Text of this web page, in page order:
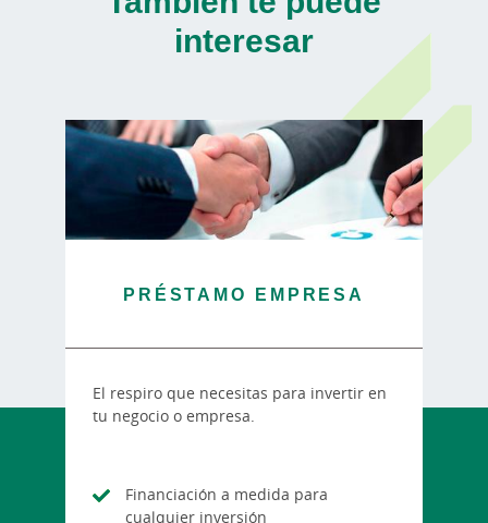
interesar
PRÉSTAMO EMPRESA
El respiro que necesitas para invertir en
tu negocio o empresa.
Financiación a medida para
cualquier inversión